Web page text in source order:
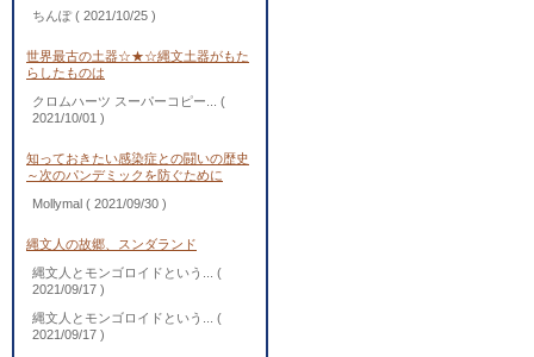
ちんぽ( 2021/10/25 )
世界最古の土器☆★☆縄文土器がもた
らしたものは
クロムハーツ スーパーコピー... (
2021/10/01 )
知っておきたい感染症との闘いの歴史
～次のパンデミックを防ぐために
Mollymal ( 2021/09/30 )
縄文人の故郷、スンダランド
縄文人とモンゴロイドという... (
2021/09/17 )
縄文人とモンゴロイドという... (
2021/09/17 )